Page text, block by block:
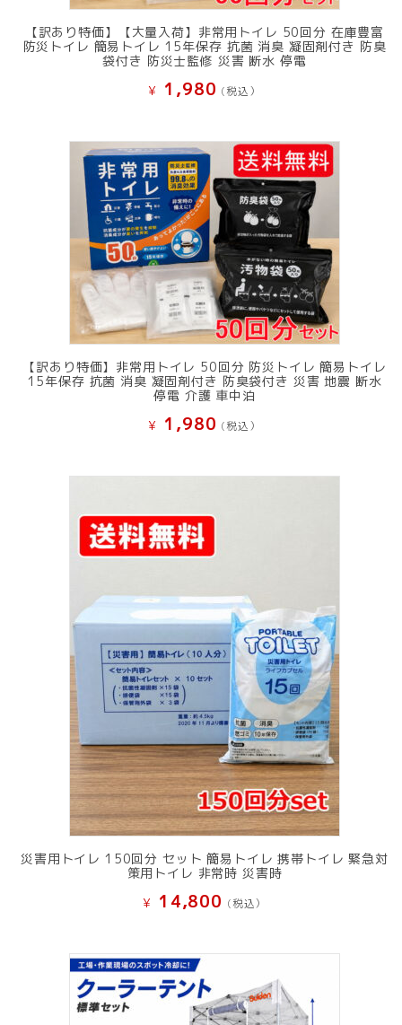
【訳あり特価】【大量入荷】非常用トイレ 50回分 在庫豊富
防災トイレ 簡易トイレ 15年保存 抗菌 消臭 凝固剤付き 防臭
袋付き 防災士監修 災害 断水 停電
¥ 1,980 (税込）
【訳あり特価】非常用トイレ 50回分 防災トイレ 簡易トイレ
15年保存 抗菌 消臭 凝固剤付き 防臭袋付き 災害 地震 断水
停電 介護 車中泊
¥ 1,980 (税込）
災害用トイレ 150回分 セット 簡易トイレ 携帯トイレ 緊急対
策用トイレ 非常時 災害時
¥ 14,800 (税込）